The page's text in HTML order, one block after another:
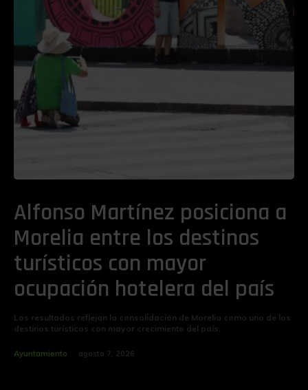
Alfonso Martínez posiciona a
Morelia entre los destinos
turísticos con mayor
ocupación hotelera del país
Los resultados reflejan la consolidación de Morelia como uno de los
destinos turísticos con mayor crecimiento del país.
Ayuntamiento agosto 7, 2026